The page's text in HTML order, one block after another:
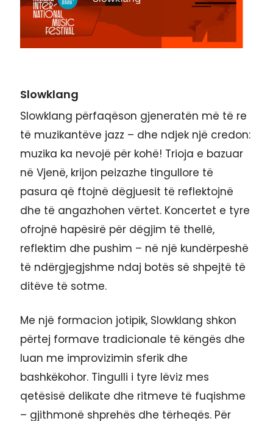
Slowklang
Slowklang përfaqëson gjeneratën më të re
të muzikantëve jazz – dhe ndjek një credon:
muzika ka nevojë për kohë! Trioja e bazuar
në Vjenë, krijon peizazhe tingullore të
pasura që ftojnë dëgjuesit të reflektojnë
dhe të angazhohen vërtet. Koncertet e tyre
ofrojnë hapësirë për dëgjim të thellë,
reflektim dhe pushim – në një kundërpeshë
të ndërgjegjshme ndaj botës së shpejtë të
ditëve të sotme.
Me një formacion jotipik, Slowklang shkon
përtej formave tradicionale të këngës dhe
luan me improvizimin sferik dhe
bashkëkohor. Tingulli i tyre lëviz mes
qetësisë delikate dhe ritmeve të fuqishme
– gjithmonë shprehës dhe tërheqës. Për